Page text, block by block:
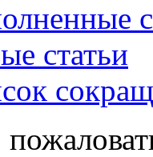
статьи